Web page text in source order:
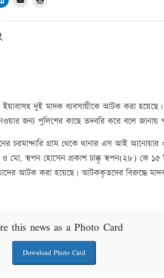
ইয়াবাসহ দুই মাদক ব্যবসায়ীকে আটক করা
জন্য পুলিশের কাছে তদবরি করে বলে জানায়
চরমান্দারি গ্রাম থেকে থানার এস আই
মো. স্বপন হোসেন প্রকাশ চাক্কু স্বপন(২৮) কে
আটক করা হয়েছে। আটককৃতদের বিরুদ্ধে
this news as a Photo Card
Download Photo Card